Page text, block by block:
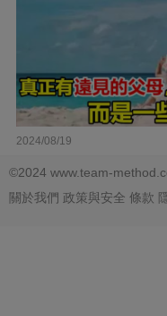
2024/08/19
©2024 www.team-
關於我們 政策與安全 條款